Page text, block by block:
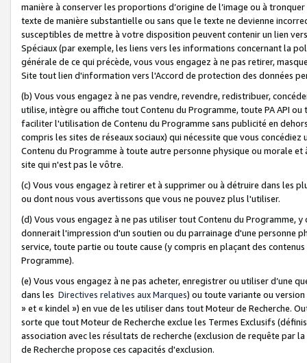
manière à conserver les proportions d’origine de l’image ou à
texte de manière substantielle ou sans que le texte ne devienne
susceptibles de mettre à votre disposition peuvent contenir un lien
Spéciaux (par exemple, les liens vers les informations concernant la
générale de ce qui précède, vous vous engagez à ne pas retirer,
Site tout lien d'information vers l'Accord de protection des données
(b) Vous vous engagez à ne pas vendre, revendre, redistribuer,
utilise, intègre ou affiche tout Contenu du Programme, toute PA API
faciliter l'utilisation de Contenu du Programme sans publicité en
compris les sites de réseaux sociaux) qui nécessite que vous
Contenu du Programme à toute autre personne physique ou morale
site qui n'est pas le vôtre.
(c) Vous vous engagez à retirer et à supprimer ou à détruire dans les
ou dont nous vous avertissons que vous ne pouvez plus l'utiliser.
(d) Vous vous engagez à ne pas utiliser tout Contenu du Programme,
donnerait l'impression d'un soutien ou du parrainage d'une personne
service, toute partie ou toute cause (y compris en plaçant des
Programme).
(e) Vous vous engagez à ne pas acheter, enregistrer ou utiliser d’une
dans les Directives relatives aux Marques) ou toute variante ou
» et « kindel ») en vue de les utiliser dans tout Moteur de Recherche.
sorte que tout Moteur de Recherche exclue les Termes Exclusifs
association avec les résultats de recherche (exclusion de requête
de Recherche propose ces capacités d'exclusion.